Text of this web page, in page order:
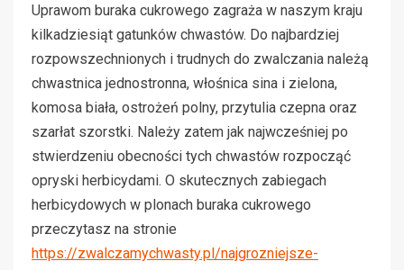
Uprawom buraka cukrowego zagraża w naszym kraju
kilkadziesiąt gatunków chwastów. Do najbardziej
rozpowszechnionych i trudnych do zwalczania należą
chwastnica jednostronna, włośnica sina i zielona,
komosa biała, ostrożeń polny, przytulia czepna oraz
szarłat szorstki. Należy zatem jak najwcześniej po
stwierdzeniu obecności tych chwastów rozpocząć
opryski herbicydami. O skutecznych zabiegach
herbicydowych w plonach buraka cukrowego
przeczytasz na stronie
https://zwalczamychwasty.pl/najgrozniejsze-